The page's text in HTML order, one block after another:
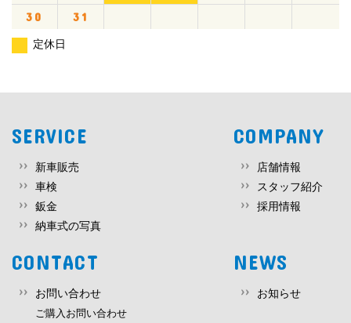
30
31
定休日
SERVICE
新車販売
車検
鈑金
納車式の写真
COMPANY
店舗情報
スタッフ紹介
採用情報
CONTACT
お問い合わせ
ご購入お問い合わせ
NEWS
お知らせ